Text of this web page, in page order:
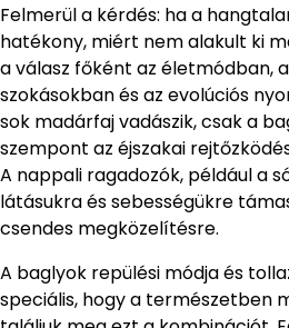
Felmerül a kérdés: ha a
hatékony, miért nem alakult ki
a válasz főként az életmódban,
szokásokban és az evolúciós
sok madárfaj vadászik, csak a
szempont az éjszakai
A nappali ragadozók, például a
látásukra és sebességükre
csendes megközelítésre.
A baglyok repülési módja és
speciális, hogy a természetben